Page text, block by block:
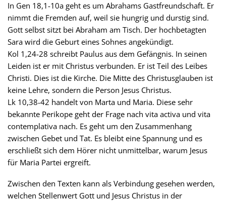
In Gen 18,1-10a geht es um Abrahams Gastfreundschaft. Er
nimmt die Fremden auf, weil sie hungrig und durstig sind.
Gott selbst sitzt bei Abraham am Tisch. Der hochbetagten
Sara wird die Geburt eines Sohnes angekündigt.
Kol 1,24-28 schreibt Paulus aus dem Gefängnis. In seinen
Leiden ist er mit Christus verbunden. Er ist Teil des Leibes
Christi. Dies ist die Kirche. Die Mitte des Christusglauben ist
keine Lehre, sondern die Person Jesus Christus.
Lk 10,38-42 handelt von Marta und Maria. Diese sehr
bekannte Perikope geht der Frage nach vita activa und vita
contemplativa nach. Es geht um den Zusammenhang
zwischen Gebet und Tat. Es bleibt eine Spannung und es
erschließt sich dem Hörer nicht unmittelbar, warum Jesus
für Maria Partei ergreift.
Zwischen den Texten kann als Verbindung gesehen werden,
welchen Stellenwert Gott und Jesus Christus in der